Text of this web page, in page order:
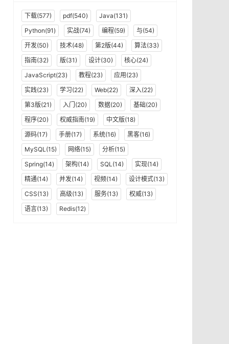
@interface OrderProcessor {
下载(577) pdf(540)
Java(131)
Python(91)
实战(74) 编程(59)
与(54)
开发(50)
技术(48) 第2版(44)
算法(33)
指南(32)
版(31) 设计(30)
核心(24)
JavaScript(23)
教程(23)
应用(23)
实践(23)
学习(22) Web(22)
深入(22)
第3版(21)
入门(20) 数据(20)
基础(20)
程序(20)
权威指南(19)
中文版(18)
源码(17)
手册(17) 系统(16)
黑客(16)
MySQL(15)
网络(15)
分析(15)
Spring(14)
架构(14) SQL(14)
实现(14)
精通(14)
并发(14) 视频(14)
设计模式(13)
CSS(13)
高级(13) 服务(13)
权威(13)
语言(13)
Redis(12)